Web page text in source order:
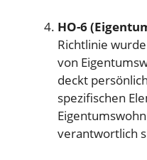
HO-6
Richtlinie
von
deckt
spezifischen
verantwortlich